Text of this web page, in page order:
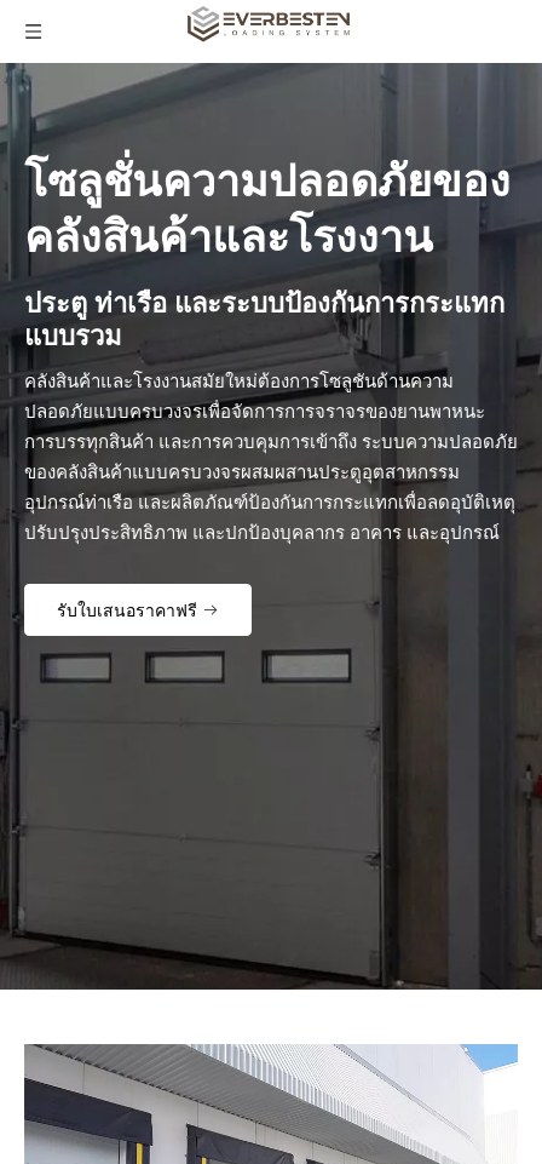
โซลูชั่นความปลอดภัยของ
คลังสินค้าและโรงงาน
ประตู ท่าเรือ และระบบป้องกันการกระแทก
แบบรวม
คลังสินค้าและโรงงานสมัยใหม่ต้องการโซลูชันด้านความ
ปลอดภัยแบบครบวงจรเพื่อจัดการการจราจรของยานพาหนะ
การบรรทุกสินค้า และการควบคุมการเข้าถึง ระบบความปลอดภัย
ของคลังสินค้าแบบครบวงจรผสมผสานประตูอุตสาหกรรม
อุปกรณ์ท่าเรือ และผลิตภัณฑ์ป้องกันการกระแทกเพื่อลดอุบัติเหตุ
ปรับปรุงประสิทธิภาพ และปกป้องบุคลากร อาคาร และอุปกรณ์
รับใบเสนอราคาฟรี